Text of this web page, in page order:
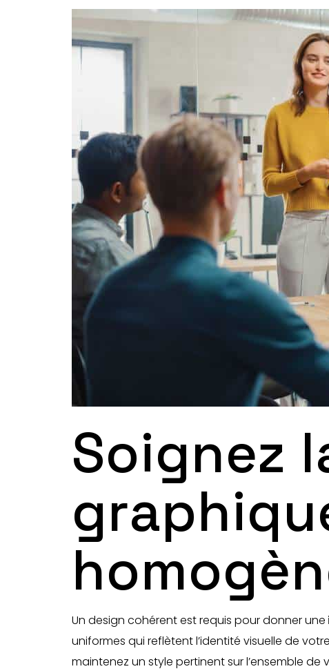
Soignez
Un design cohérent est requis pour donner une
uniformes qui reflètent l’identité visuelle de
maintenez un style pertinent sur l’ensemble